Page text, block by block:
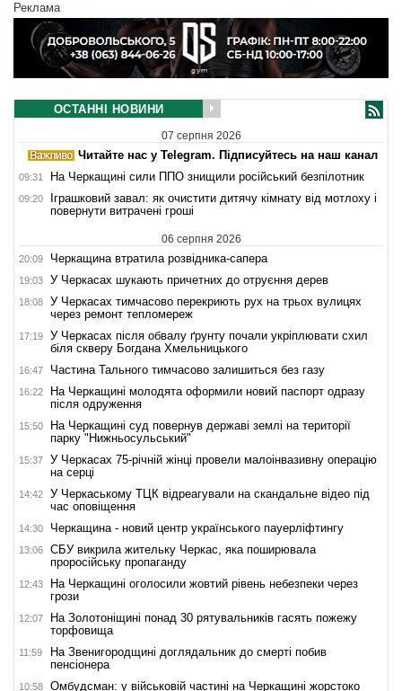
Реклама
ОСТАННІ НОВИНИ
07 серпня 2026
Читайте нас у Telegram. Підписуйтесь на наш канал
09:31 На Черкащині сили ППО знищили російський безпілотник
09:20
Іграшковий завал: як очистити дитячу кімнату від мотлоху і
повернути витрачені гроші
06 серпня 2026
20:09 Черкащина втратила розвідника-сапера
19:03 У Черкасах шукають причетних до отруєння дерев
18:08
У Черкасах тимчасово перекриють рух на трьох вулицях
через ремонт тепломереж
17:19
У Черкасах після обвалу ґрунту почали укріплювати схил
біля скверу Богдана Хмельницького
16:47 Частина Тального тимчасово залишиться без газу
16:22
На Черкащині молодята оформили новий паспорт одразу
після одруження
15:50
На Черкащині суд повернув державі землі на території
парку "Нижньосульський"
15:37
У Черкасах 75-річній жінці провели малоінвазивну операцію
на серці
14:42
У Черкаському ТЦК відреагували на скандальне відео під
час оповіщення
14:30 Черкащина - новий центр українського пауерліфтингу
13:06
СБУ викрила жительку Черкас, яка поширювала
проросійську пропаганду
12:43
На Черкащині оголосили жовтий рівень небезпеки через
грози
12:07
На Золотоніщині понад 30 рятувальників гасять пожежу
торфовища
11:59
На Звенигородщині доглядальник до смерті побив
пенсіонера
10:58 Омбудсман: у військовій частині на Черкащині жорстоко